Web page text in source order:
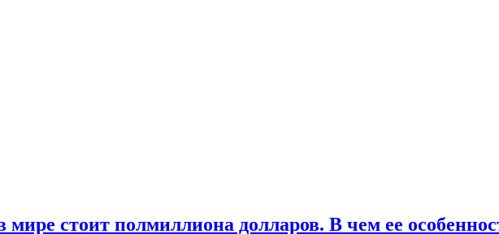
стоит полмиллиона долларов. В чем ее